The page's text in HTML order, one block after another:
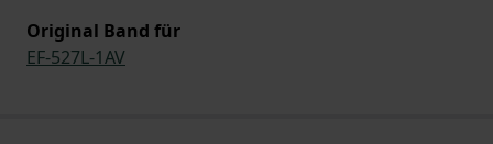
Original Band für
EF-527L-1AV